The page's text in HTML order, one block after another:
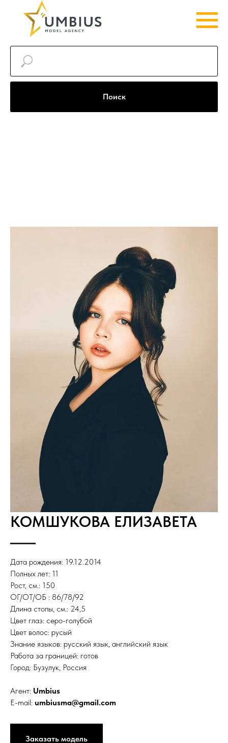
Поиск
КОМШУКОВА ЕЛИЗАВЕТА
Дата рождения: 19.12.2014
Полных лет: 11
Рост, см.: 150
ОГ/ОТ/ОБ : 86/78/92
Длина стопы, см.: 24,5
Цвет глаз: серо-голубой
Цвет волос: русый
Знание языков: русский язык, английский язык
Работа за границей: готов
Город: Бузулук, Россия
Агент: Umbius
E-mail: umbiusma@gmail.com
Заказать модель